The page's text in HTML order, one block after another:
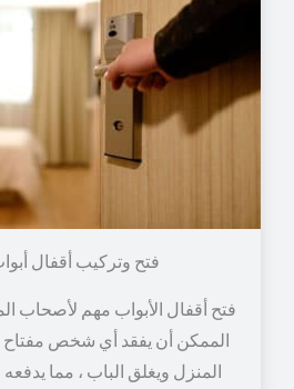
فتح وتركيب أقفال
فتح أقفال الأبواب مهم لأصحاب
الممكن أن يفقد أي شخص مفتاح
المنزل ويغلق الباب ، مما